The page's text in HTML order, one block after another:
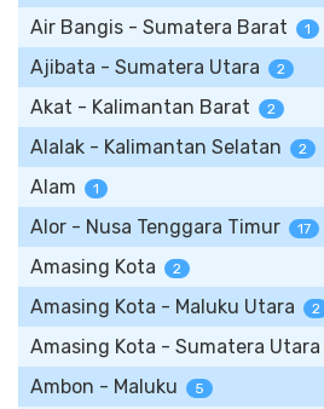
Air Bangis - Sumatera Barat 1
Ajibata - Sumatera Utara 2
Akat - Kalimantan Barat 2
Alalak - Kalimantan Selatan 2
Alam 1
Alor - Nusa Tenggara Timur 17
Amasing Kota 2
Amasing Kota - Maluku Utara 2
Amasing Kota - Sumatera Utara
Ambon - Maluku 5